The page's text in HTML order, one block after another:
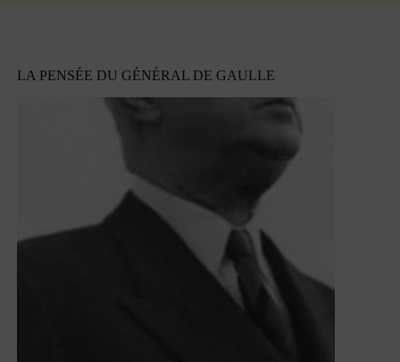
LA PENSÉE DU GÉNÉRAL DE GAULLE